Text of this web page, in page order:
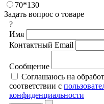
70*130
Задать вопрос о товаре
?
Имя
Контактный Email
Сообщение
Соглашаюсь на
соответствии с
конфиденциальности